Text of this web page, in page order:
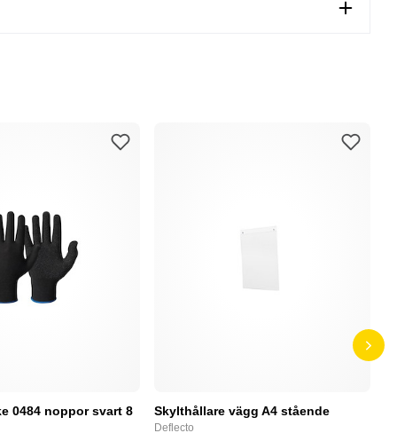
0484 noppor svart 8 Skylthållare vägg A4 stående
Deflecto